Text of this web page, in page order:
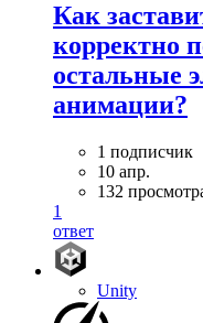
Как
корректно
остальные
анимации?
1 подписчик
10 апр.
132
1
ответ
Unity